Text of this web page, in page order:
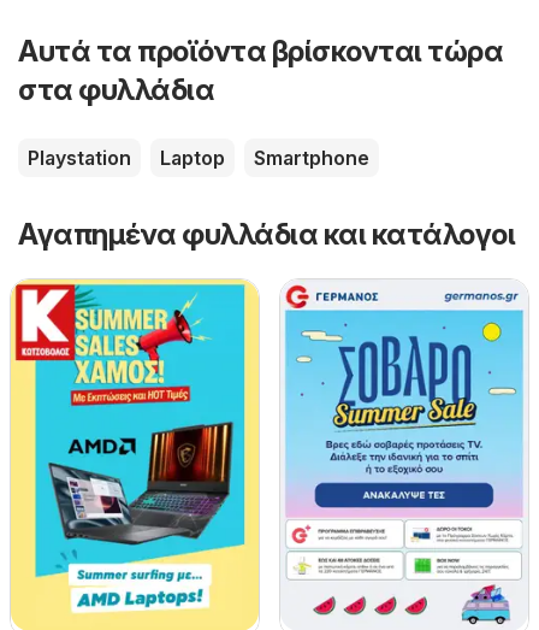
Αυτά τα προϊόντα βρίσκονται τώρα
στα φυλλάδια
Playstation Laptop Smartphone
Αγαπημένα φυλλάδια και κατάλογοι